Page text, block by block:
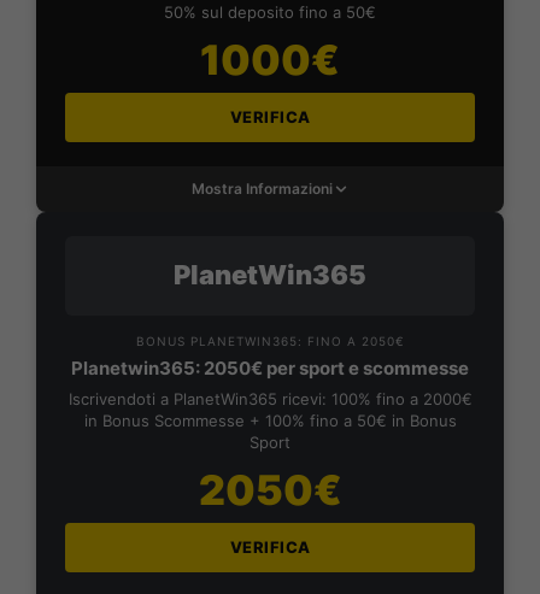
50% sul deposito fino a 50€
1000€
VERIFICA
Mostra Informazioni
PlanetWin365
BONUS PLANETWIN365: FINO A 2050€
Planetwin365: 2050€ per sport e scommesse
Iscrivendoti a PlanetWin365 ricevi: 100% fino a 2000€
in Bonus Scommesse + 100% fino a 50€ in Bonus
Sport
2050€
VERIFICA